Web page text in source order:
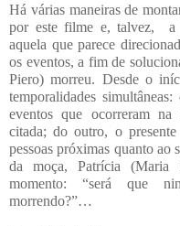
Há várias maneiras de
por este filme e, talvez, a
aquela que parece
os eventos, a fim de
Piero) morreu. Desde o
temporalidades
eventos que ocorreram na
citada; do outro, o
pessoas próximas quanto ao
da moça, Patrícia (Maria
momento: “será que
morrendo?”…